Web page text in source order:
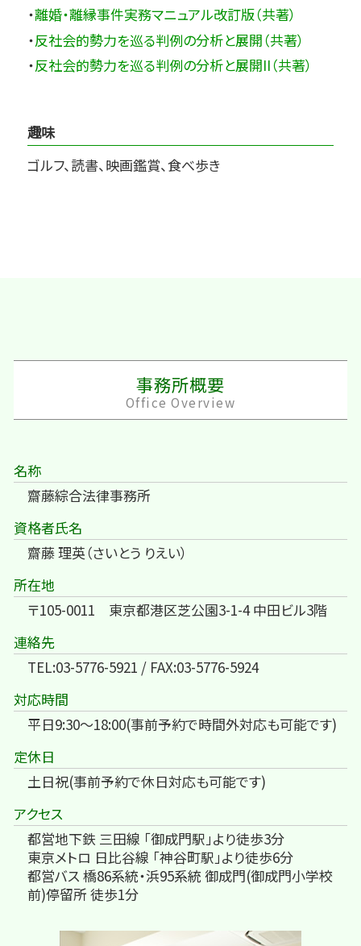
・離婚・離縁事件実務マニュアル改訂版（共著）
・反社会的勢力を巡る判例の分析と展開（共著）
・反社会的勢力を巡る判例の分析と展開II（共著）
趣味
ゴルフ、読書、映画鑑賞、食べ歩き
事務所概要
Office Overview
名称
齋藤綜合法律事務所
資格者氏名
齋藤 理英（さいとう りえい）
所在地
〒105-0011 東京都港区芝公園3-1-4 中田ビル3階
連絡先
TEL:03-5776-5921 / FAX:03-5776-5924
対応時間
平日9:30～18:00(事前予約で時間外対応も可能です)
定休日
土日祝(事前予約で休日対応も可能です)
アクセス
都営地下鉄 三田線 「御成門駅」より徒歩3分
東京メトロ 日比谷線 「神谷町駅」より徒歩6分
都営バス 橋86系統・浜95系統 御成門(御成門小学校
前)停留所 徒歩1分